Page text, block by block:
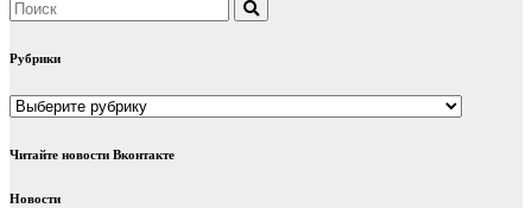
Рубрики
Рубрики
Читайте новости Вконтакте
Новости